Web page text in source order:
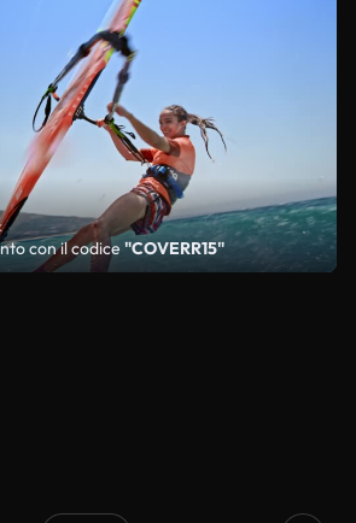
con il codice "COVERR15"